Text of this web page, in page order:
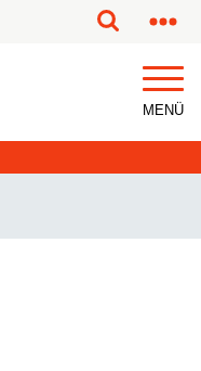
MENÜ